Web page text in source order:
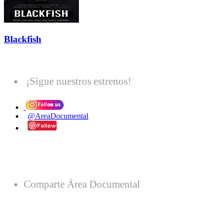
Blackfish
¡Sigue nuestros estrenos!
@AreaDocumental
Comparte Área Documental